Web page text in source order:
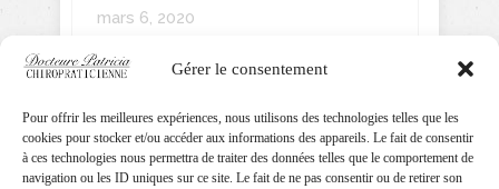
Gérer le consentement
Pour offrir les meilleures expériences, nous utilisons des technologies telles que les
cookies pour stocker et/ou accéder aux informations des appareils. Le fait de consentir
à ces technologies nous permettra de traiter des données telles que le comportement de
navigation ou les ID uniques sur ce site. Le fait de ne pas consentir ou de retirer son
mars 6, 2020
« Cou du texto » :
votre colonne vertébrale
février 11, 2020